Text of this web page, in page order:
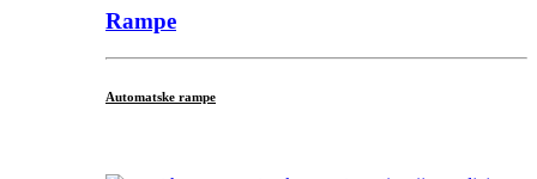
Rampe
Automatske rampe